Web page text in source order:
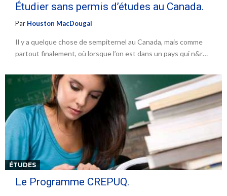
Étudier sans permis d’études au Canada.
Par Houston MacDougal
Il y a quelque chose de sempiternel au Canada, mais comme
partout finalement, où lorsque l’on est dans un pays qui n&r…
ÉTUDES
Le Programme CREPUQ.